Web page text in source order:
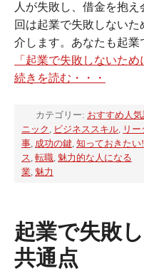
人が失敗し、借金を抱
回は起業で失敗しない
介します。あなたも起業
「起業で失敗しないた
続きを読む・・・
カテゴリー: おすすめ人
ニック , ビジネススキル, リ
事, 成功の鍵, 知っておきたい!
ス, 転職, 魅力的な人になる
業, 魅力
起業で失敗
共通点